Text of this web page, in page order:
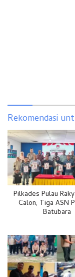
Rekomendasi
Pilkades Pulau
Calon, Tiga ASN
Batubara